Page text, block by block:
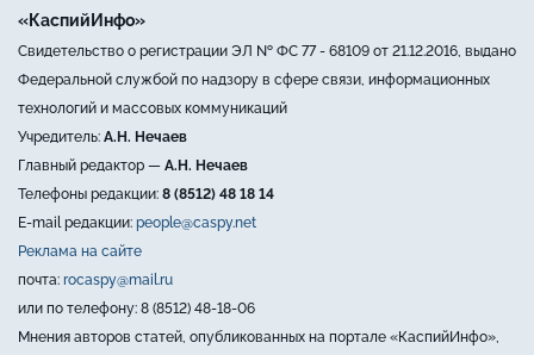
«КаспийИнфо»
Свидетельство о регистрации ЭЛ № ФС 77 - 68109 от 21.12.2016, выдано
Федеральной службой по надзору в сфере связи, информационных
технологий и массовых коммуникаций
Учредитель: А.Н. Нечаев
Главный редактор — А.Н. Нечаев
Телефоны редакции: 8 (8512) 48 18 14
E-mail редакции: people@caspy.net
Реклама на сайте
почта: rocaspy@mail.ru
или по телефону: 8 (8512) 48-18-06
Мнения авторов статей, опубликованных на портале «КаспийИнфо»,